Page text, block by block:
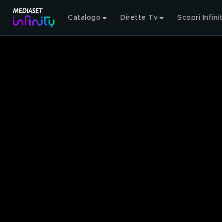
Catalogo Dirette Tv Scopri